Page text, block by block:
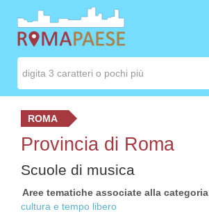
ROMA
Provincia di Roma
Scuole di musica
Aree tematiche associate alla categoria
cultura e tempo libero